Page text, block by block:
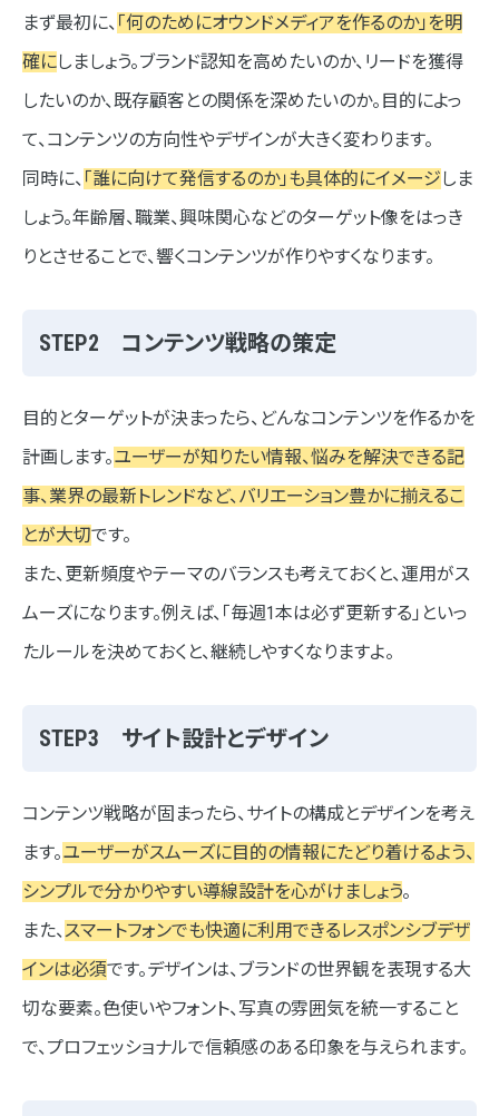
まず最初に、 「何のためにオウンドメディアを作るのか」を明
確にしましょう。ブランド認知を高めたいのか、リードを獲得
したいのか、既存顧客との関係を深めたいのか。目的によっ
て、コンテンツの方向性やデザインが大きく変わります。
同時に、 「誰に向けて発信するのか」も具体的にイメージしま
しょう。年齢層、職業、興味関心などのターゲット像をはっき
りとさせることで、響くコンテンツが作りやすくなります。
STEP2 コンテンツ戦略の策定
目的とターゲットが決まったら、どんなコンテンツを作るかを
計画します。ユーザーが知りたい情報、悩みを解決できる記
事、業界の最新トレンドなど、バリエーション豊かに揃えるこ
とが大切です。
また、更新頻度やテーマのバランスも考えておくと、運用がス
ムーズになります。例えば、「毎週1本は必ず更新する」といっ
たルールを決めておくと、継続しやすくなりますよ。
STEP3 サイト設計とデザイン
コンテンツ戦略が固まったら、サイトの構成とデザインを考え
ます。ユーザーがスムーズに目的の情報にたどり着けるよう、
シンプルで分かりやすい導線設計を心がけましょう。
また、スマートフォンでも快適に利用できるレスポンシブデザ
インは必須です。デザインは、ブランドの世界観を表現する大
切な要素。色使いやフォント、写真の雰囲気を統一すること
で、プロフェッショナルで信頼感のある印象を与えられます。